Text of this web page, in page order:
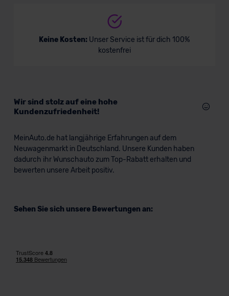
Keine Kosten: Unser Service ist für dich 100%
kostenfrei
Wir sind stolz auf eine hohe
Kundenzufriedenheit!
MeinAuto.de hat langjährige Erfahrungen auf dem
Neuwagenmarkt in Deutschland. Unsere Kunden haben
dadurch ihr Wunschauto zum Top-Rabatt erhalten und
bewerten unsere Arbeit positiv.
Sehen Sie sich unsere Bewertungen an: